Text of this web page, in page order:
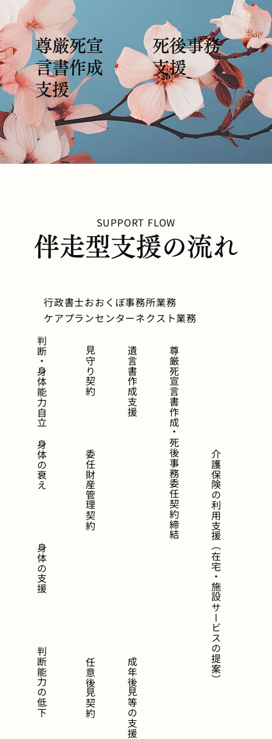
尊厳死宣
言書作成
支援
死後事務
支援
SUPPORT FLOW
伴走型支援の流れ
行政書士おおくぼ事務所業務
ケアプランセンターネクスト業務
判断・身体能力自立
身体の衰え
身体の支援
判断能力の低下
見守り契約 遺言書作成支援 尊厳死宣言書作成・死後事務委任契約締結
成年後見等の支援
任意後見契約
介護保険の利用支援（在宅・施設サービスの提案）
委任財産管理契約